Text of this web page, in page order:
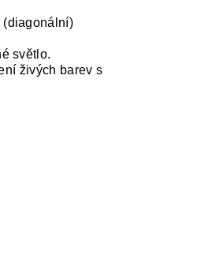
(diagonální)
světlo.
živých barev s